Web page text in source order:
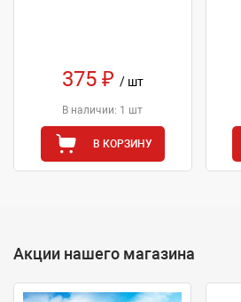
375 ₽ / шт
В наличии: 1 шт
В КОРЗИНУ
Акции нашего магазина